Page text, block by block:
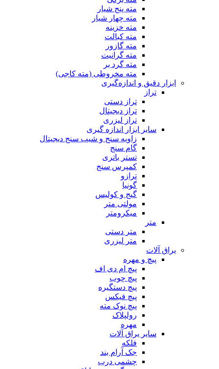
مته پنج شیار
مته چهار شیار
مته خزینه
مته کبالت
مته گازور
مته گرانیت
مته گرد بر
مته مخروطی (مته کاجی)
ابزار دقیق و اندازه‌گیری
تراز
تراز دستی
تراز دیجیتال
تراز لیزری
سایر ابزار اندازه گیری
زاویه سنج و شیب سنج دیجیتال
گام سنج
تستر باتری
کمپرس سنج
ترازو
گونیا
گیج و کولیس
مولتی متر
میکرومتر
متر
متر دستی
متر لیزری
یراق آلات
پیچ و مهره
پیچ ام دی اف
پیچ چوب
پیچ دستگیره
پیچ فیکس
پیچ نوک مته
رولپلاک
مهره
سایر یراق آلات
فلکه
جک آرام بند
چشمی درب